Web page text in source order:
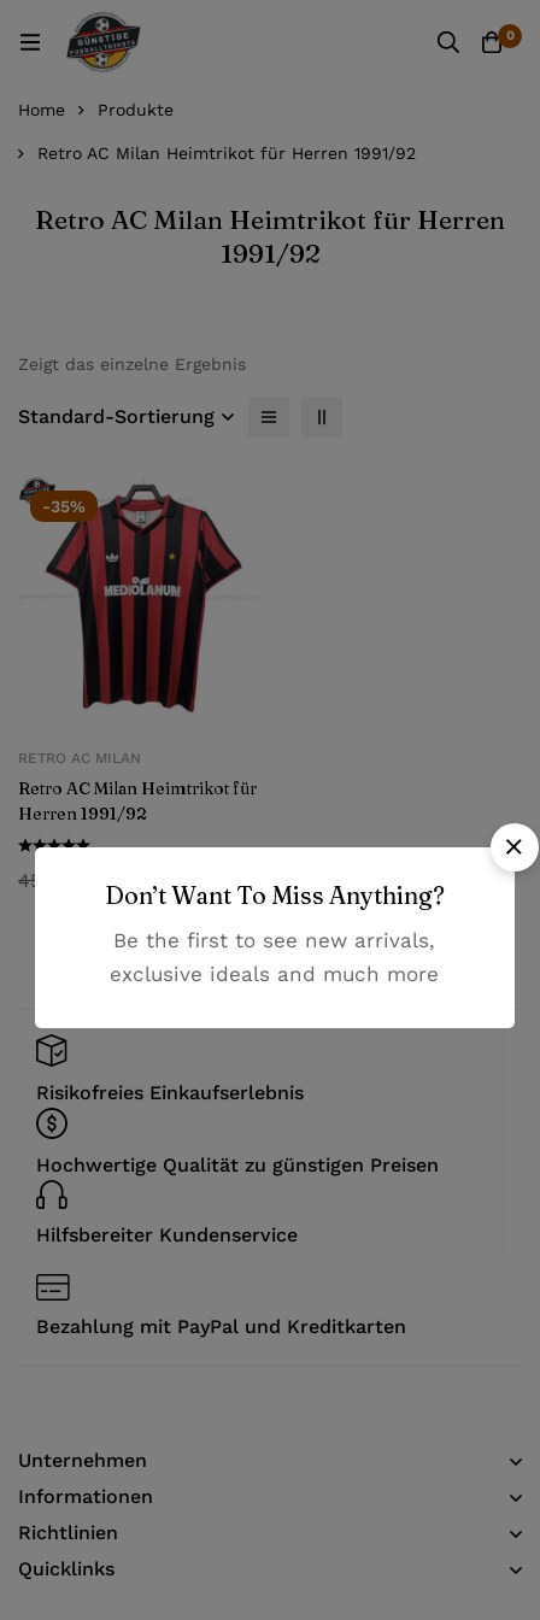
0
Home Produkte
Retro AC Milan Heimtrikot für Herren 1991/92
Retro AC Milan Heimtrikot für Herren
1991/92
Zeigt das einzelne Ergebnis
Standard-Sortierung
-35%
RETRO AC MILAN
Retro AC Milan Heimtrikot für
Herren 1991/92
45,99 29,99
Risikofreies Einkaufserlebnis
Hochwertige Qualität zu günstigen Preisen
Hilfsbereiter Kundenservice
Bezahlung mit PayPal und Kreditkarten
Unternehmen
Informationen​
Richtlinien
Quicklinks
Don’t Want To Miss Anything?
Be the first to see new arrivals,
exclusive ideals and much more